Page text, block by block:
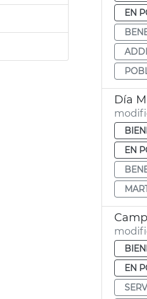
EN
Día
EN
EN